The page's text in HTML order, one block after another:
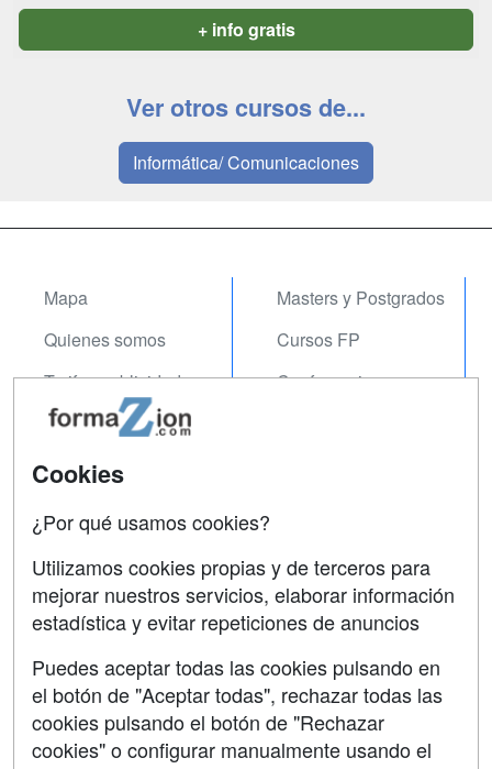
+ info gratis
Ver otros cursos de...
Informática/ Comunicaciones
Mapa
Quienes somos
Tarifas publicidad
Acceso Usuarios
Acceso Centros
Masters y Postgrados
Cursos FP
Conferencias
Contactar
Confidencialidad
Aviso legal
Copyleft
Cookies
¿Por qué usamos cookies?
Utilizamos cookies propias y de terceros para
mejorar nuestros servicios, elaborar información
estadística y evitar repeticiones de anuncios
Puedes aceptar todas las cookies pulsando en
el botón de "Aceptar todas", rechazar todas las
cookies pulsando el botón de "Rechazar
cookies" o configurar manualmente usando el